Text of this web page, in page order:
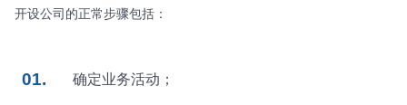
开设公司的正常步骤包括：
确定业务活动；